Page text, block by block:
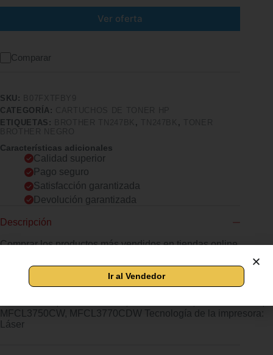
Ver oferta
Comparar
SKU:
CATEGORÍA:
ETIQUETAS:
, ,
Características adicionales
Calidad superior
Pago seguro
Satisfacción garantizada
Devolución garantizada
Descripción
Comprar los productos más vendidos en tiendas online
Duración estimada: 3.000 pág. según ISO/IEC19798 Sistema
de cartuchos de tóner y tambor independientes Función ahorro
MFCL3750CW, MFCL3770CDW Tecnología de la impresora:
Láser